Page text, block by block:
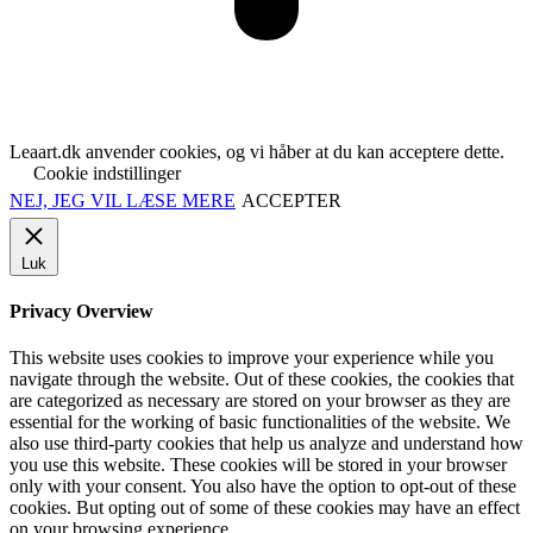
Leaart.dk anvender cookies, og vi håber at du kan acceptere dette.
Cookie indstillinger
NEJ, JEG VIL LÆSE MERE ACCEPTER
Luk
Privacy Overview
This website uses cookies to improve your experience while you
navigate through the website. Out of these cookies, the cookies that
are categorized as necessary are stored on your browser as they are
essential for the working of basic functionalities of the website. We
also use third-party cookies that help us analyze and understand how
you use this website. These cookies will be stored in your browser
only with your consent. You also have the option to opt-out of these
cookies. But opting out of some of these cookies may have an effect